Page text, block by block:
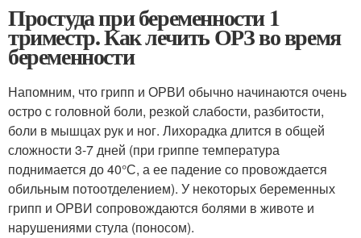
Простуда при беременности 1
триместр. Как лечить ОРЗ во время
беременности
Напомним, что грипп и ОРВИ обычно начинаются очень
остро с головной боли, резкой слабости, разбитости,
боли в мышцах рук и ног. Лихорадка длится в общей
сложности 3-7 дней (при гриппе температура
поднимается до 40°С, а ее падение со провождается
обильным потоотделением). У некоторых беременных
грипп и ОРВИ сопровождаются болями в животе и
нарушениями стула (поносом).